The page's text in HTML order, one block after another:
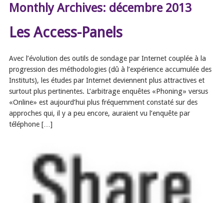
Monthly Archives: décembre 2013
Les Access-Panels
Avec l’évolution des outils de sondage par Internet couplée à la
progression des méthodologies (dû à l’expérience accumulée des
Instituts), les études par Internet deviennent plus attractives et
surtout plus pertinentes. L’arbitrage enquêtes «Phoning» versus
«Online» est aujourd’hui plus fréquemment constaté sur des
approches qui, il y a peu encore, auraient vu l’enquête par
téléphone […]